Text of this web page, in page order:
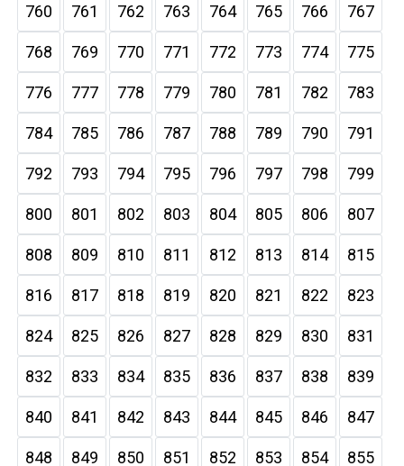
760 761 762 763 764 765 766 767
768 769 770 771 772 773 774 775
776 777 778 779 780 781 782 783
784 785 786 787 788 789 790 791
792 793 794 795 796 797 798 799
800 801 802 803 804 805 806 807
808 809 810 811 812 813 814 815
816 817 818 819 820 821 822 823
824 825 826 827 828 829 830 831
832 833 834 835 836 837 838 839
840 841 842 843 844 845 846 847
848 849 850 851 852 853 854 855